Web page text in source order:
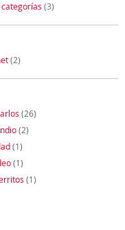
(3)
(2)
(26)
(2)
(1)
(1)
(1)